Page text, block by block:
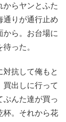
からヤンとふた
通りが通行止め
から。お台場に
った。
抗して俺もと
買出しに行って
ぷんた達が買っ
杯。それから花